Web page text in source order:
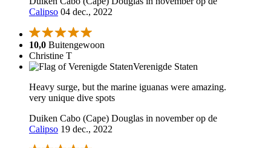
Calipso 04 dec., 2022
10,0 Buitengewoon
Christine T
Verenigde Staten
Heavy surge, but the marine iguanas were amazing.
very unique dive spots
Duiken Cabo (Cape) Douglas in november op de
Calipso 19 dec., 2022